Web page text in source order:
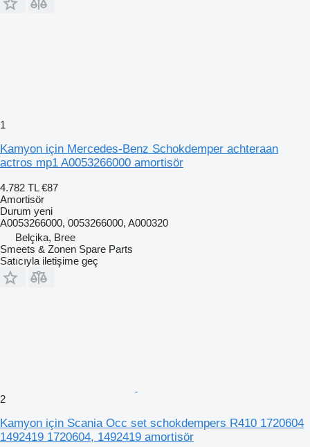
1
Kamyon için Mercedes-Benz Schokdemper achteraan
actros mp1 A0053266000 amortisör
4.782 TL €87
Amortisör
Durum yeni
A0053266000, 0053266000, A000320
Belçika, Bree
Smeets & Zonen Spare Parts
Satıcıyla iletişime geç
2
Kamyon için Scania Occ set schokdempers R410 1720604
1492419 1720604, 1492419 amortisör